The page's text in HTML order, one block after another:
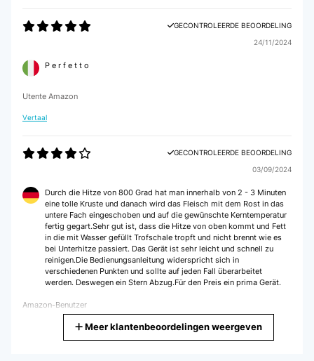
GECONTROLEERDE BEOORDELING
24/11/2024
P e r f e t t o
Utente Amazon
Vertaal
GECONTROLEERDE BEOORDELING
03/09/2024
Durch die Hitze von 800 Grad hat man innerhalb von 2 - 3 Minuten
eine tolle Kruste und danach wird das Fleisch mit dem Rost in das
untere Fach eingeschoben und auf die gewünschte Kerntemperatur
fertig gegart.Sehr gut ist, dass die Hitze von oben kommt und Fett
in die mit Wasser gefüllt Trofschale tropft und nicht brennt wie es
bei Unterhitze passiert. Das Gerät ist sehr leicht und schnell zu
reinigen.Die Bedienungsanleitung widerspricht sich in
verschiedenen Punkten und sollte auf jeden Fall überarbeitet
werden. Deswegen ein Stern Abzug.Für den Preis ein prima Gerät.
Amazon-Benutzer
Meer klantenbeoordelingen weergeven